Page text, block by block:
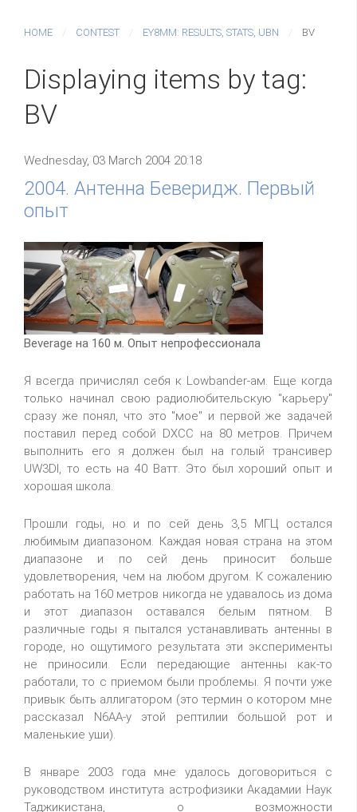
HOME CONTEST EY8MM: RESULTS, STATS, UBN BV
Displaying items by tag:
BV
Wednesday, 03 March 2004 20:18
2004. Антенна Беверидж. Первый
опыт
Beverage на 160 м. Опыт непрофессионала
Я всегда причислял себя к Lowbander-ам. Еще когда
только начинал свою радиолюбительскую "карьеру"
сразу же понял, что это "мое" и первой же задачей
поставил перед собой DXCC на 80 метров. Причем
выполнить его я должен был на голый трансивер
UW3DI, то есть на 40 Ватт. Это был хороший опыт и
хорошая школа.
Прошли годы, но и по сей день 3,5 МГЦ остался
любимым диапазоном. Каждая новая страна на этом
диапазоне и по сей день приносит больше
удовлетворения, чем на любом другом. К сожалению
работать на 160 метров никогда не удавалось из дома
и этот диапазон оставался белым пятном. В
различные годы я пытался устанавливать антенны в
городе, но ощутимого результата эти эксперименты
не приносили. Если передающие антенны как-то
работали, то с приемом были проблемы. Я почти уже
привык быть аллигатором (это термин о котором мне
рассказал N6AA-у этой рептилии большой рот и
маленькие уши).
В январе 2003 года мне удалось договориться с
руководством института астрофизики Акадамии Наук
Таджикистана, о возможности